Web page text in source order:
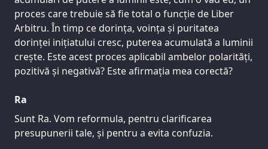
proces care trebuie să fie total o funcție de Liber
Arbitru. În timp ce dorința, voința și puritatea
dorinței inițiatului cresc, puterea acumulată a luminii
crește. Este acest proces aplicabil ambelor polarități,
pozitivă și negativă? Este afirmația mea corectă?
Ra
Sunt Ra. Vom reformula, pentru clarificarea
presupunerii tale, și pentru a evita confuzia.